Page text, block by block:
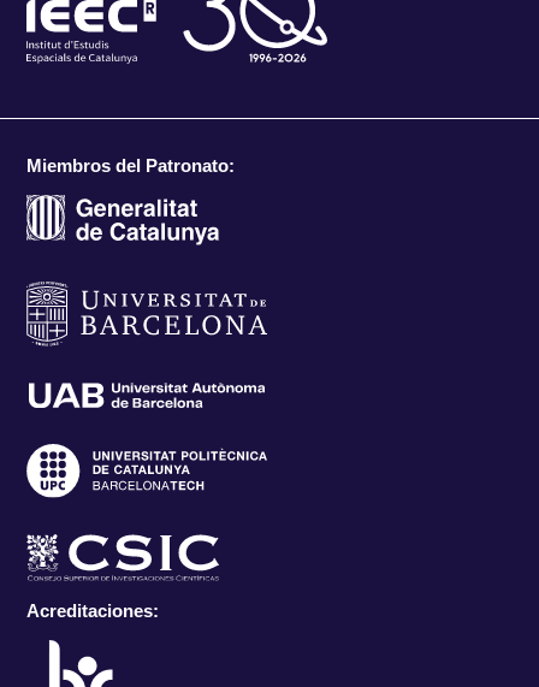
Miembros del Patronato:
Acreditaciones: